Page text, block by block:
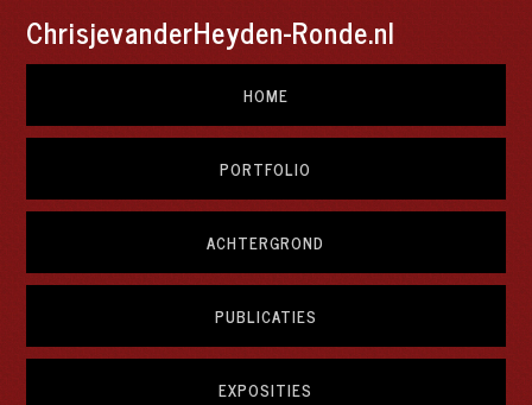
ChrisjevanderHeyden-Ronde.nl
HOME
PORTFOLIO
ACHTERGROND
PUBLICATIES
EXPOSITIES